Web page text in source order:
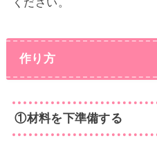
作り方
①材料を下準備する